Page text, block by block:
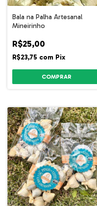
Bala na Palha Artesanal
Mineirinho
R$25,00
R$23,75 com Pix
COMPRAR